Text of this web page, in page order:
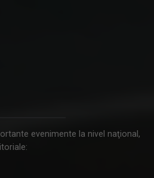
evenimente la nivel naţional,